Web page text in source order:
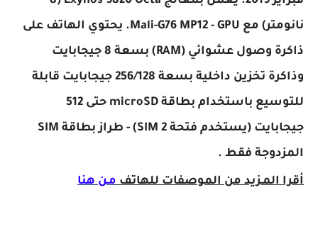
نانومتر) مع Mali-G76 MP12 - GPU. يحتوي الهاتف على
ذاكرة وصول عشوائي (RAM) بسعة 8 جيجابايت
وذاكرة تخزين داخلية بسعة 256/128 جيجابايت قابلة
للتوسيع باستخدام بطاقة microSD حتى 512
جيجابايت (يستخدم فتحة SIM 2) - طراز بطاقة SIM
المزدوجة فقط .
أقرا المـزيد من الموصفات للهاتفمـن هنا